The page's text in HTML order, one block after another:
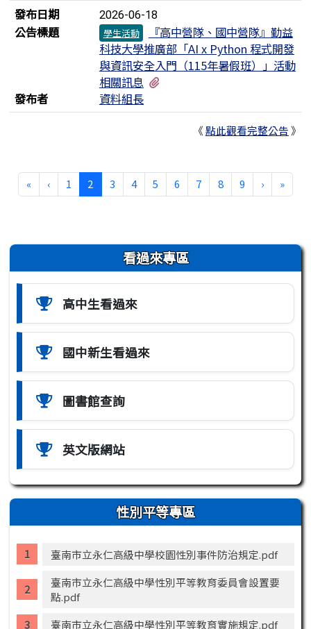
發布日期
2026-06-18
公告標題 學生活動
『高中營隊、國中營隊』勤益
科技大學推廣部「AI x Python 程式開發
與資訊安全入門（115年暑假班）」活動
相關訊息
發布者
資料組長
《點此觀看完整公告》
«第一頁
‹上一頁
1 2 (目前頁次)
3 4 5 6 7 8 9 ›下一頁
»最後
左邊區域內容 看過來專區
高中生看過來
國中新生看過來
圖書館查詢
英文版網站
性別平等專區
臺南市立永仁高級中學校園性別事件防治規定.pdf
臺南市立永仁高級中學性別平等教育委員會設置要
點.pdf
臺南市立永仁高級中學性別平等教育實施規定.pdf